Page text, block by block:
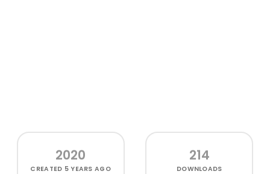
2020
CREATED 5 YEARS AGO
214
DOWNLOADS